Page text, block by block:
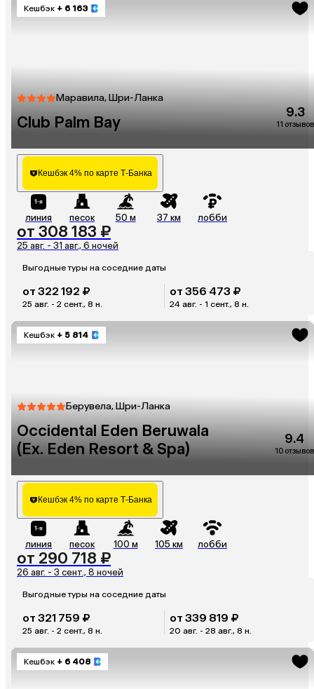
Кешбэк + 6 163
Маравила, Шри-Ланка
Club Palm Bay
9.3
11 отзывов
Кешбэк 4% по карте Т-Банка
линия песок 50 м 37 км лобби
от 308 183 ₽
25 авг. - 31 авг., 6 ночей
Выгодные туры на соседние даты
от 322 192 ₽
25 авг. - 2 сент., 8 н.
от 356 473 ₽
24 авг. - 1 сент., 8 н.
Кешбэк + 5 814
Берувела, Шри-Ланка
Occidental Eden Beruwala
(Ex. Eden Resort & Spa)
9.4
10 отзывов
Кешбэк 4% по карте Т-Банка
линия песок 100 м 105 км лобби
от 290 718 ₽
26 авг. - 3 сент., 8 ночей
Выгодные туры на соседние даты
от 321 759 ₽
25 авг. - 2 сент., 8 н.
от 339 819 ₽
20 авг. - 28 авг., 8 н.
Кешбэк + 6 408